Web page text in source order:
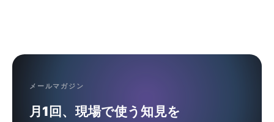
メールマガジン
月1回、現場で使う知見を